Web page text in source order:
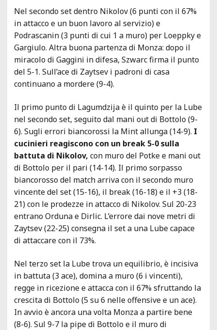
Nel secondo set dentro Nikolov (6 punti con il 67%
in attacco e un buon lavoro al servizio) e
Podrascanin (3 punti di cui 1 a muro) per Loeppky e
Gargiulo. Altra buona partenza di Monza: dopo il
miracolo di Gaggini in difesa, Szwarc firma il punto
del 5-1. Sull’ace di Zaytsev i padroni di casa
continuano a mordere (9-4).
Il primo punto di Lagumdzija è il quinto per la Lube
nel secondo set, seguito dal mani out di Bottolo (9-
6). Sugli errori biancorossi la Mint allunga (14-9). I
cucinieri reagiscono con un break 5-0 sulla
battuta di Nikolov, con muro del Potke e mani out
di Bottolo per il pari (14-14). Il primo sorpasso
biancorosso del match arriva con il secondo muro
vincente del set (15-16), il break (16-18) e il +3 (18-
21) con le prodezze in attacco di Nikolov. Sul 20-23
entrano Orduna e Dirlic. L’errore dai nove metri di
Zaytsev (22-25) consegna il set a una Lube capace
di attaccare con il 73%.
Nel terzo set la Lube trova un equilibrio, è incisiva
in battuta (3 ace), domina a muro (6 i vincenti),
regge in ricezione e attacca con il 67% sfruttando la
crescita di Bottolo (5 su 6 nelle offensive e un ace).
In avvio è ancora una volta Monza a partire bene
(8-6). Sul 9-7 la pipe di Bottolo e il muro di